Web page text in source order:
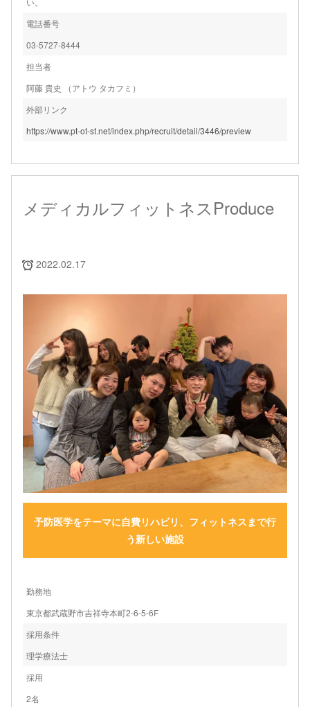
電話番号
03-5727-8444
担当者
阿藤 貴史 （アトウ タカフミ）
外部リンク
https://www.pt-ot-st.net/index.php/recruit/detail/3446/preview
メディカルフィットネスProduce
2022.02.17
予防医学をテーマに自費リハビリ、フィットネスまで行
う新しい施設
勤務地
東京都武蔵野市吉祥寺本町2-6-5-6F
採用条件
理学療法士
採用
2名